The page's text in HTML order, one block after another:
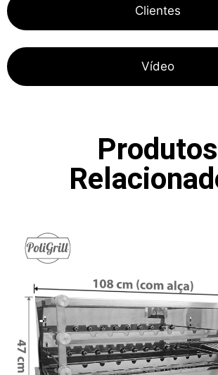
Clientes
Vídeo
Produtos